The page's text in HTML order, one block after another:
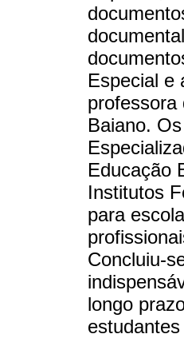
Especial e
Baiano.
Educação
Institutos
para
Concluiu-
longo